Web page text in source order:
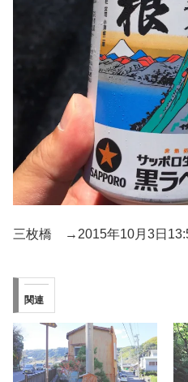
三枚橋 →2015年10月3日
関連